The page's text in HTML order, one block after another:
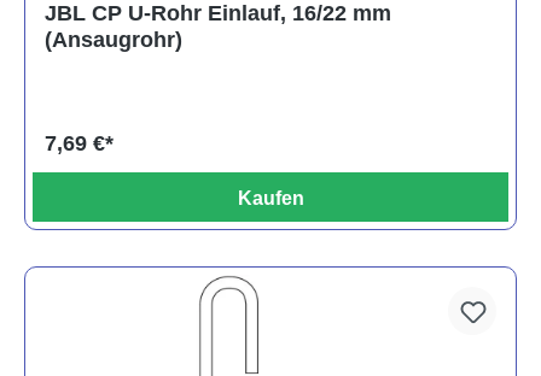
JBL CP U-Rohr Einlauf, 16/22 mm
(Ansaugrohr)
7,69 €*
Kaufen